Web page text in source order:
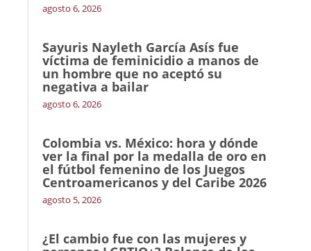
agosto 6, 2026
Sayuris Nayleth García Asís fue
víctima de feminicidio a manos de
un hombre que no aceptó su
negativa a bailar
agosto 6, 2026
Colombia vs. México: hora y dónde
ver la final por la medalla de oro en
el fútbol femenino de los Juegos
Centroamericanos y del Caribe 2026
agosto 5, 2026
¿El cambio fue con las mujeres y